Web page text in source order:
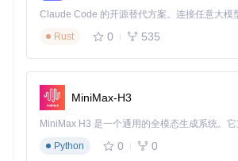
度
⏱️ 精确到分钟
📅 仅精确到
天
入性
📌 轻量标签无
干扰
四、实战应用指南
4.1 环境适配方案
Chrome浏览器安装
克隆项目代码
Rust
0 535
MiniMax-H3
Python
0 0